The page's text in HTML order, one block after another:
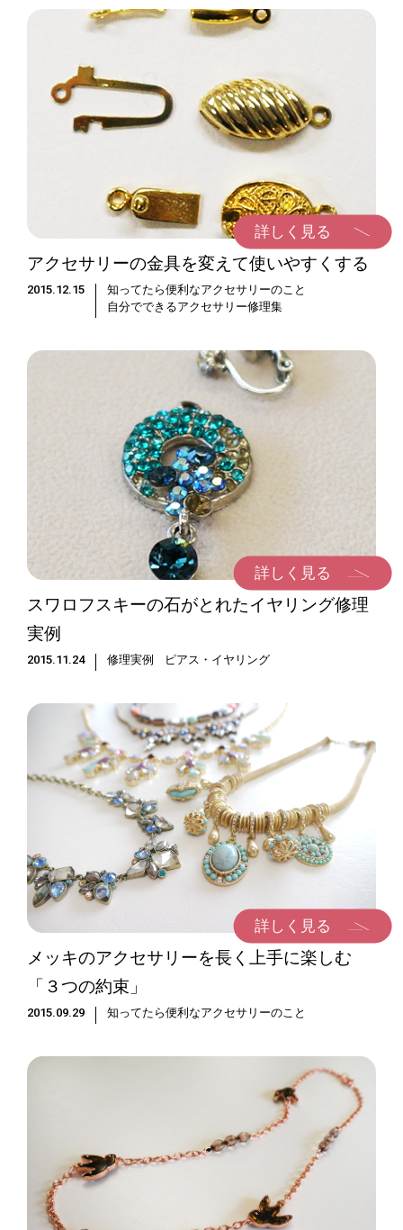
詳しく見る
アクセサリーの金具を変えて使いやすくする
2015.12.15
知ってたら便利なアクセサリーのこと
自分でできるアクセサリー修理集
詳しく見る
スワロフスキーの石がとれたイヤリング修理
実例
2015.11.24 修理実例 ピアス・イヤリング
詳しく見る
メッキのアクセサリーを長く上手に楽しむ
「３つの約束」
2015.09.29 知ってたら便利なアクセサリーのこと